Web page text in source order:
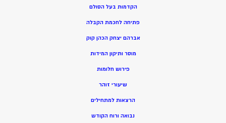
הקדמות בעל הסולם
פתיחה לחכמת הקבלה
אברהם יצחק הכהן קוק
מוסר ותיקון המידות
פירוש חלומות
שיעורי זוהר
הרצאות למתחילים
נבואה ורוח הקודש